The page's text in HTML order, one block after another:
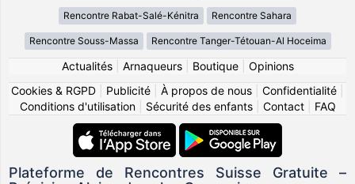
Rencontre Rabat-Salé-Kénitra Rencontre Sahara
Rencontre Souss-Massa Rencontre Tanger-Tétouan-Al Hoceima
Actualités| Arnaqueurs| Boutique| Opinions
Cookies & RGPD
Publicité À propos de nous Confidentialité
Conditions d'utilisation| Sécurité des enfants| Contact| FAQ
Plateforme de Rencontres Suisse Gratuite –